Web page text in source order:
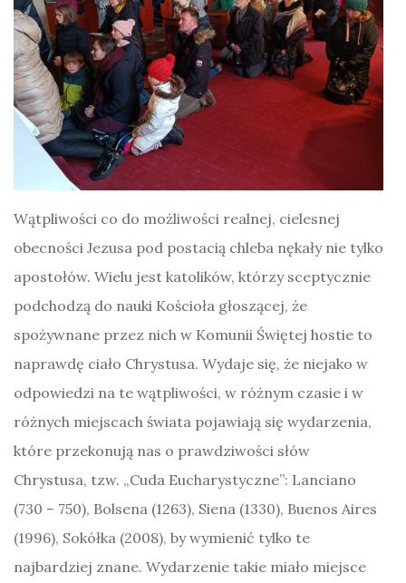
Wątpliwości co do możliwości realnej, cielesnej
obecności Jezusa pod postacią chleba nękały nie tylko
apostołów. Wielu jest katolików, którzy sceptycznie
podchodzą do nauki Kościoła głoszącej, że
spożywnane przez nich w Komunii Świętej hostie to
naprawdę ciało Chrystusa. Wydaje się, że niejako w
odpowiedzi na te wątpliwości, w różnym czasie i w
różnych miejscach świata pojawiają się wydarzenia,
które przekonują nas o prawdziwości słów
Chrystusa, tzw. „Cuda Eucharystyczne”: Lanciano
(730 – 750), Bolsena (1263), Siena (1330), Buenos Aires
(1996), Sokółka (2008), by wymienić tylko te
najbardziej znane. Wydarzenie takie miało miejsce